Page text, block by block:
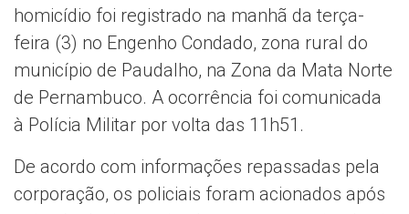
homicídio foi registrado na manhã da terça-
feira (3) no Engenho Condado, zona rural do
município de Paudalho, na Zona da Mata Norte
de Pernambuco. A ocorrência foi comunicada
à Polícia Militar por volta das 11h51.
De acordo com informações repassadas pela
corporação, os policiais foram acionados após